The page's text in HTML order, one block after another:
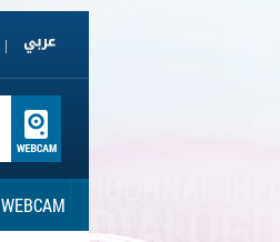
|
WEBCAM